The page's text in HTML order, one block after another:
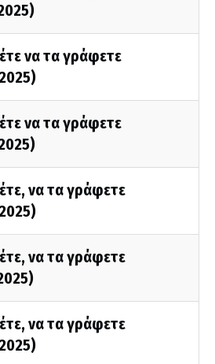
να τα γράφετε
να τα γράφετε
να τα γράφετε
να τα γράφετε
να τα γράφετε